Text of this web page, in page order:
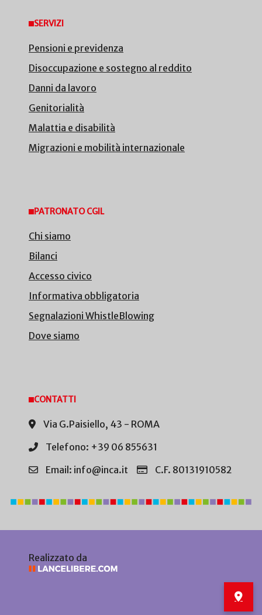
SERVIZI
Pensioni e previdenza
Disoccupazione e sostegno al reddito
Danni da lavoro
Genitorialità
Malattia e disabilità
Migrazioni e mobilità internazionale
PATRONATO CGIL
Chi siamo
Bilanci
Accesso civico
Informativa obbligatoria
Segnalazioni WhistleBlowing
Dove siamo
CONTATTI
Via G.Paisiello, 43 - ROMA
Telefono: +39 06 855631
Email: info@inca.it
C.F. 80131910582
Realizzato da